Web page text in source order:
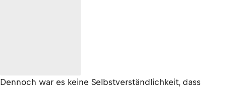
Dennoch war es keine Selbstverständlichkeit, dass